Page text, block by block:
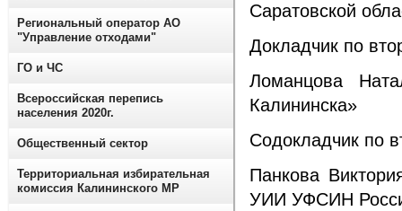
Саратовской
Докладчик по
Ломанцова
Калининска»
Содокладчик по
Панкова
УИИ УФСИН
Региональный оператор АО
"Управление отходами"
ГО и ЧС
Всероссийская перепись
населения 2020г.
Общественный сектор
Территориальная избирательная
комиссия Калининского МР